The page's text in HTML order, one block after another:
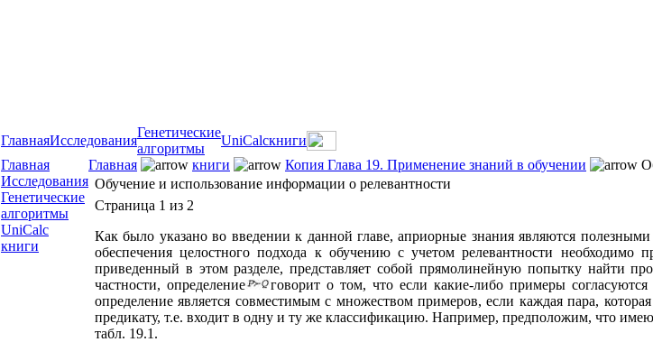
ГлавнаяИсследования
Генетические
алгоритмы
UniCalcкниги
Главная
Исследования
Генетические
алгоритмы
UniCalc
книги
Главная книги Копия Глава 19. Применение знаний в обучении
Обучение и использование информации о релевантности
Страница 1 из 2
Как было указано во введении к данной главе, априорные знания являются
обеспечения целостного подхода к обучению с учетом релевантности необходимо
приведенный в этом разделе, представляет собой прямолинейную попытку найти
частности, определение
говорит о том, что если какие-либо примеры
определение является совместимым с множеством примеров, если каждая пара,
предикату, т.е. входит в одну и ту же классификацию. Например, предположим, что
табл. 19.1.